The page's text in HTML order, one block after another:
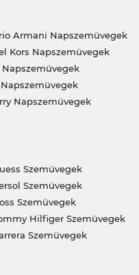
Armani Napszemüvegek
Kors Napszemüvegek
Napszemüvegek
Napszemüvegek
Szemüvegek
Szemüvegek
Szemüvegek
Hilfiger Szemüvegek
Szemüvegek